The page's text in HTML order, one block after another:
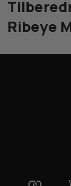
Ribeye